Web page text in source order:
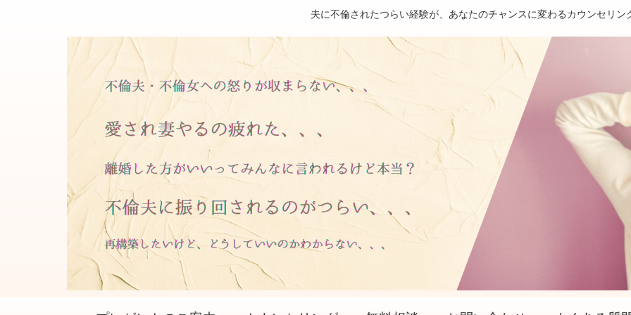
夫に不倫されたつらい経験が、あなたのチャンスに変わるカウンセリン